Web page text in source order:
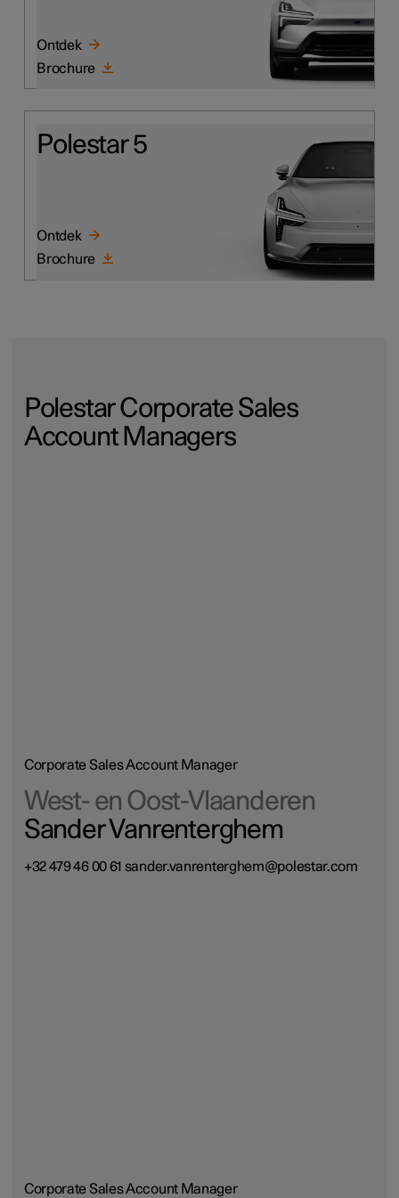
Ontdek
Brochure
Polestar 5
Ontdek
Brochure
Polestar Corporate Sales
Account Managers
Corporate Sales Account Manager
West- en Oost-Vlaanderen
Sander Vanrenterghem
+32 479 46 00 61 sander.vanrenterghem@polestar.com
Corporate Sales Account Manager